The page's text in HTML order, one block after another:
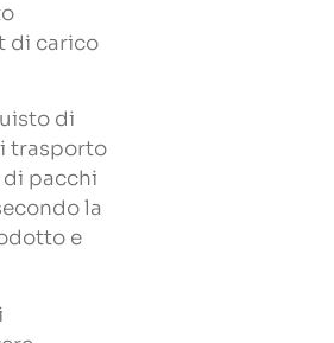
di carico
di
trasporto
pacchi
la
e